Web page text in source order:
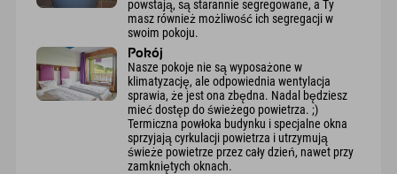
powstają, są starannie segregowane, a Ty
masz również możliwość ich segregacji w
swoim pokoju.
Pokój
Nasze pokoje nie są wyposażone w
klimatyzację, ale odpowiednia wentylacja
sprawia, że jest ona zbędna. Nadal będziesz
mieć dostęp do świeżego powietrza. ;)
Termiczna powłoka budynku i specjalne okna
sprzyjają cyrkulacji powietrza i utrzymują
świeże powietrze przez cały dzień, nawet przy
zamkniętych oknach.